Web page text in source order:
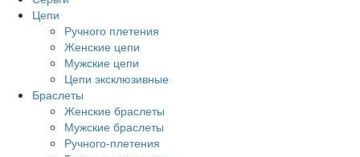
Цепи
Ручного плетения
Женские цепи
Мужские цепи
Цепи эксклюзивные
Браслеты
Женские браслеты
Мужские браслеты
Ручного-плетения